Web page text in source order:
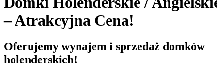
– Atrakcyjna Cena!
Oferujemy wynajem i sprzedaż domków
holenderskich!